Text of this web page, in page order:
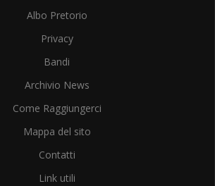
Albo Pretorio
Privacy
Bandi
Archivio News
Come Raggiungerci
Mappa del sito
Contatti
Link utili